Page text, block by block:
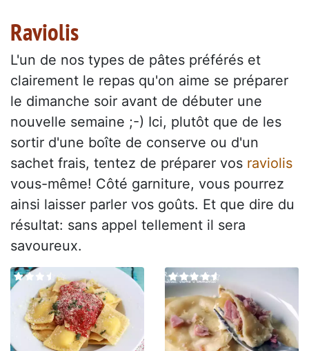
Raviolis
L'un de nos types de pâtes préférés et
clairement le repas qu'on aime se préparer
le dimanche soir avant de débuter une
nouvelle semaine ;-) Ici, plutôt que de les
sortir d'une boîte de conserve ou d'un
sachet frais, tentez de préparer vos raviolis
vous-même! Côté garniture, vous pourrez
ainsi laisser parler vos goûts. Et que dire du
résultat: sans appel tellement il sera
savoureux.